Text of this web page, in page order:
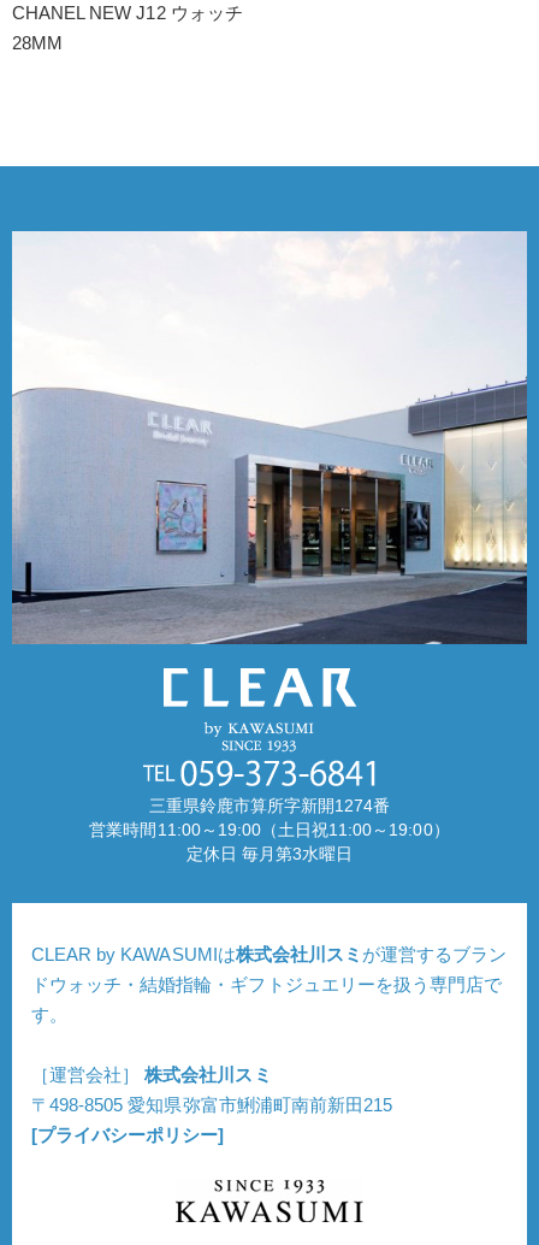
CHANEL NEW J12 ウォッチ
28MM
三重県鈴鹿市算所字新開1274番
営業時間11:00～19:00（土日祝11:00～19:00）
定休日 毎月第3水曜日
CLEAR by KAWASUMIは株式会社川スミ が運営するブラン
ドウォッチ・結婚指輪・ギフトジュエリーを扱う専門店で
す。
［運営会社］株式会社川スミ
〒498-8505 愛知県弥富市鯏浦町南前新田215
[プライバシーポリシー]